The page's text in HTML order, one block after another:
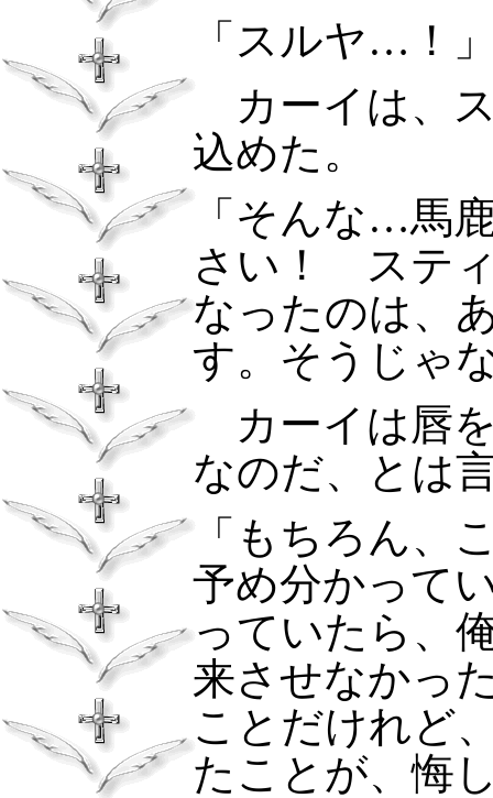
「スルヤ…！
カーイは、
込めた。
「そんな…馬
さい！ ステ
なったのは、
す。そうじゃ
カーイは唇
なのだ、とは
「もちろん、
予め分かって
っていたら、
来させなかっ
ことだけれど
たことが、悔